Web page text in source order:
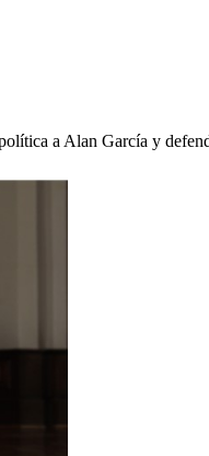
a Alan García y